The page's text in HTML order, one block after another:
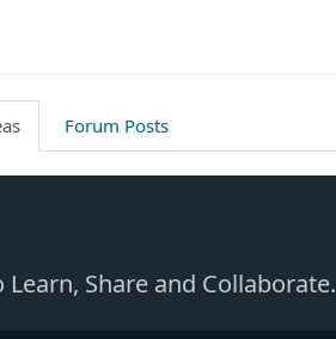
Forum Posts
Share and Collaborate.